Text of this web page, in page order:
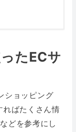
たECサ
ショッピング
ればたくさん情
どを参考にし